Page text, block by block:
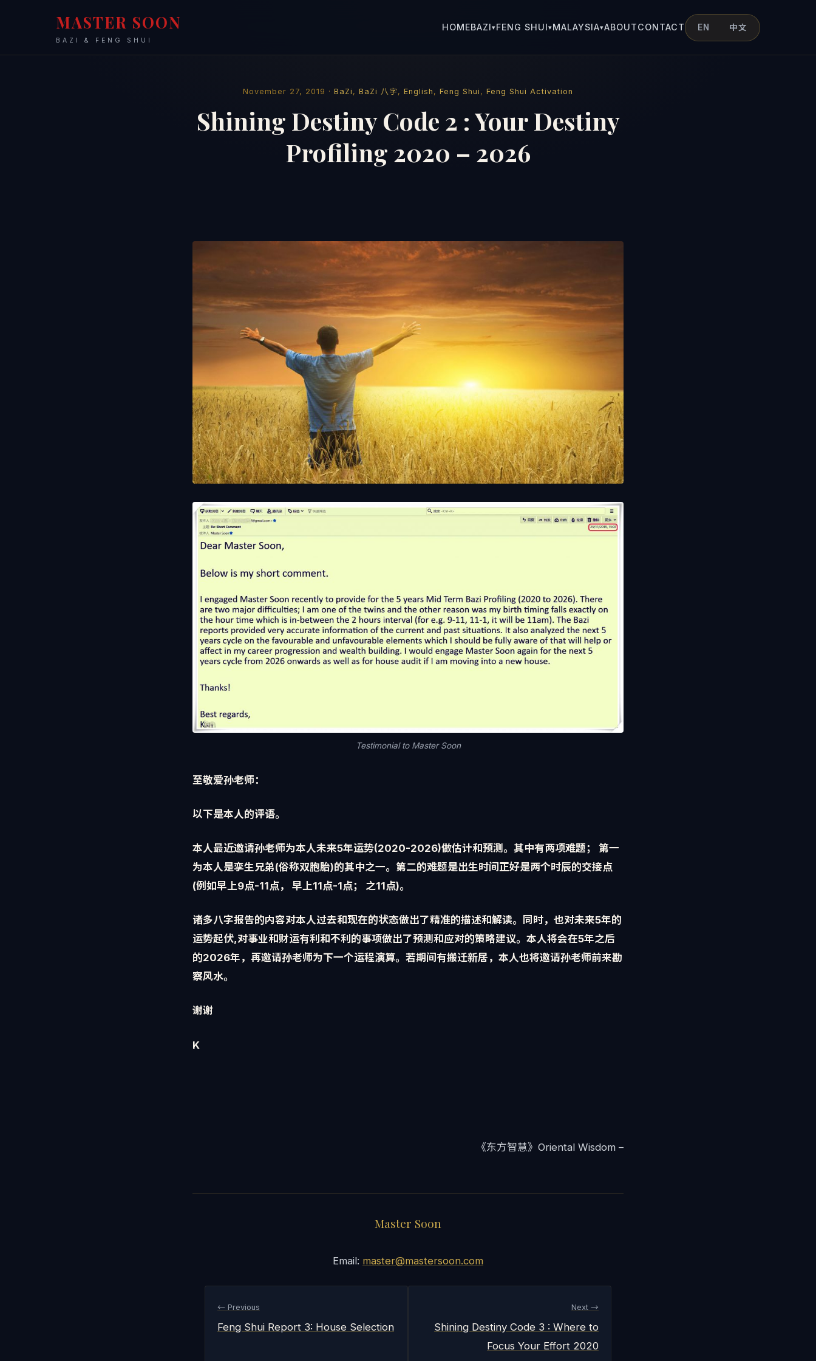
MASTER SOON
BAZI & FENG SHUI
HOMEBAZI▾FENG SHUI▾MALAYSIA▾ABOUTCONTACT EN 中文
November 27, 2019 · BaZi , BaZi 八字 , English , Feng Shui , Feng Shui Activation
Shining Destiny Code 2 : Your Destiny
Profiling 2020 – 2026
Testimonial to Master Soon
至敬爱孙老师：
以下是本人的评语。
本人最近邀请孙老师为本人未来5年运势(2020-2026)做估计和预测。其中有两项难题； 第一
为本人是孪生兄弟(俗称双胞胎)的其中之一。第二的难题是出生时间正好是两个时辰的交接点
(例如早上9点-11点， 早上11点-1点； 之11点)。
诸多八字报告的内容对本人过去和现在的状态做出了精准的描述和解读。同时，也对未来5年的
运势起伏,对事业和财运有利和不利的事项做出了预测和应对的策略建议。本人将会在5年之后
的2026年，再邀请孙老师为下一个运程演算。若期间有搬迁新居，本人也将邀请孙老师前来勘
察风水。
谢谢
K
《东方智慧》Oriental Wisdom –
Master Soon
Email: master@mastersoon.com
← Previous
Feng Shui Report 3: House Selection
Next →
Shining Destiny Code 3 : Where to
Focus Your Effort 2020